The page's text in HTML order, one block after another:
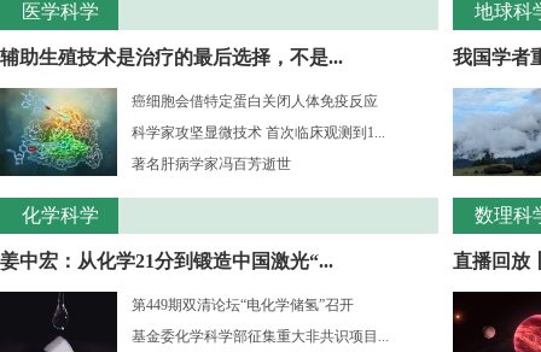
医学科学
辅助生殖技术是治疗的最后选择，不是...
癌细胞会借特定蛋白关闭人体免疫反应
科学家攻坚显微技术 首次临床观测到1...
著名肝病学家冯百芳逝世
化学科学
姜中宏：从化学21分到锻造中国激光“...
第449期双清论坛“电化学储氢”召开
基金委化学科学部征集重大非共识项目...
地球科
我国学者
数理科
直播回放